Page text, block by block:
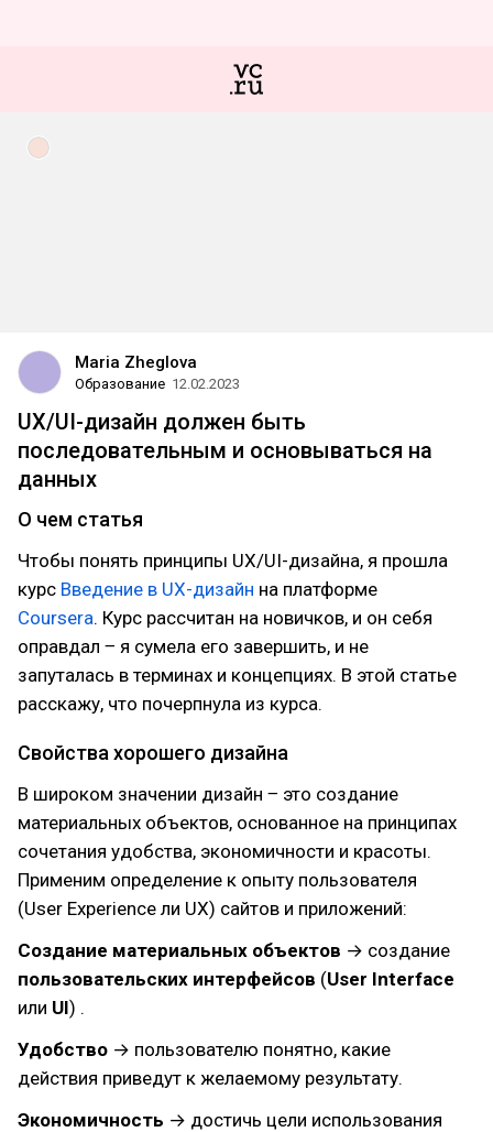
Maria Zheglova
Образование 12.02.2023
UX/UI-дизайн должен быть
последовательным и основываться на
данных
О чем статья
Чтобы понять принципы UX/UI-дизайна, я прошла
курс Введение в UX-дизайн на платформе
Coursera. Курс рассчитан на новичков, и он себя
оправдал ‒ я сумела его завершить, и не
запуталась в терминах и концепциях. В этой статье
расскажу, что почерпнула из курса.
Свойства хорошего дизайна
В широком значении дизайн ‒ это создание
материальных объектов, основанное на принципах
сочетания удобства, экономичности и красоты.
Применим определение к опыту пользователя
(User Experience ли UX) сайтов и приложений:
Создание материальных объектов → создание
пользовательских интерфейсов (User Interface
или UI) .
Удобство → пользователю понятно, какие
действия приведут к желаемому результату.
Экономичность → достичь цели использования